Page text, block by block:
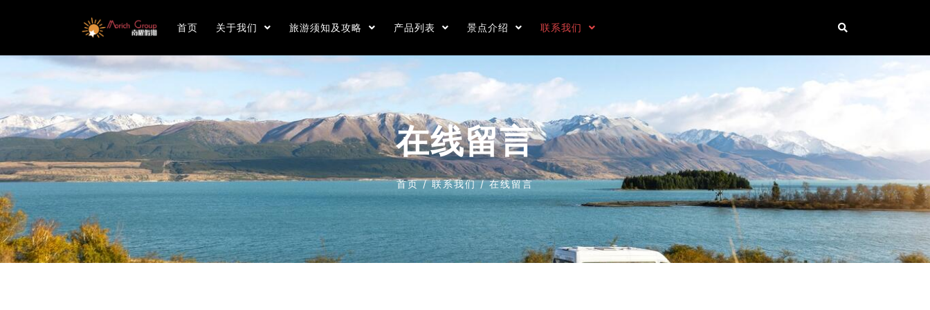
首页 关于我们 旅游须知及攻略 产品列表 景点介绍 联系我们
在线留言
首页/联系我们/在线留言